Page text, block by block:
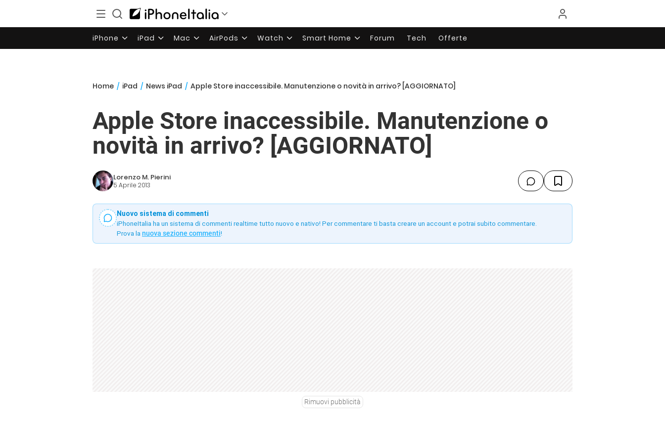
iPhone iPad Mac AirPods Watch Smart Home Forum Tech Offerte
Home / iPad / News iPad / Apple Store inaccessibile. Manutenzione o novità in arrivo? [AGGIORNATO]
Apple Store inaccessibile. Manutenzione o
novità in arrivo? [AGGIORNATO]
Lorenzo M. Pierini
5 Aprile 2013
Nuovo sistema di commenti
iPhoneItalia ha un sistema di commenti realtime tutto nuovo e nativo! Per commentare ti basta creare un account e potrai subito commentare.
Prova la nuova sezione commenti!
Rimuovi pubblicità